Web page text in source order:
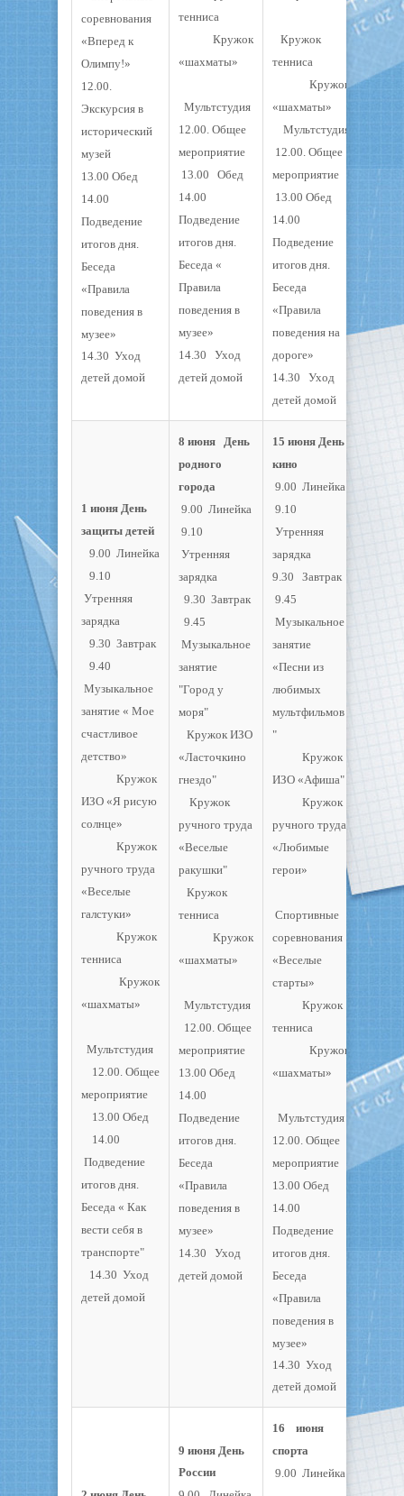
соревнования
«Вперед к
Олимпу!»
12.00.
Экскурсия в
исторический
музей
13.00 Обед
14.00
Подведение
итогов дня.
Беседа
«Правила
поведения в
музее»
14.30 Уход
детей домой
тенниса
Кружок
«шахматы»
Мультстудия
12.00. Общее
мероприятие
13.00 Обед
14.00
Подведение
итогов дня.
Беседа «
Правила
поведения в
музее»
14.30 Уход
детей домой
Кружок
тенниса
Кружок
«шахматы»
Мультстудия
12.00. Общее
мероприятие
13.00 Обед
14.00
Подведение
итогов дня.
Беседа
«Правила
поведения на
дороге»
14.30 Уход
детей домой
1 июня День
защиты детей
9.00 Линейка
9.10
Утренняя
зарядка
9.30 Завтрак
9.40
Музыкальное
занятие « Мое
счастливое
детство»
Кружок
ИЗО «Я рисую
солнце»
Кружок
ручного труда
«Веселые
галстуки»
Кружок
тенниса
Кружок
«шахматы»
Мультстудия
12.00. Общее
мероприятие
13.00 Обед
14.00
Подведение
итогов дня.
Беседа « Как
вести себя в
транспорте"
14.30 Уход
детей домой
8 июня День
родного
города
9.00 Линейка
9.10
Утренняя
зарядка
9.30 Завтрак
9.45
Музыкальное
занятие
"Город у
моря"
Кружок ИЗО
«Ласточкино
гнездо"
Кружок
ручного труда
«Веселые
ракушки"
Кружок
тенниса
Кружок
«шахматы»
Мультстудия
12.00. Общее
мероприятие
13.00 Обед
14.00
Подведение
итогов дня.
Беседа
«Правила
поведения в
музее»
14.30 Уход
детей домой
15 июня День
кино
9.00 Линейка
9.10
Утренняя
зарядка
9.30 Завтрак
9.45
Музыкальное
занятие
«Песни из
любимых
мультфильмов
"
Кружок
ИЗО «Афиша"
Кружок
ручного труда
«Любимые
герои»
Спортивные
соревнования
«Веселые
старты»
Кружок
тенниса
Кружок
«шахматы»
Мультстудия
12.00. Общее
мероприятие
13.00 Обед
14.00
Подведение
итогов дня.
Беседа
«Правила
поведения в
музее»
14.30 Уход
детей домой
9 июня День
России
16 июня
спорта
9.00 Линейка